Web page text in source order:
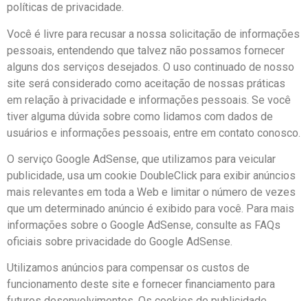
políticas de privacidade.
Você é livre para recusar a nossa solicitação de informações
pessoais, entendendo que talvez não possamos fornecer
alguns dos serviços desejados. O uso continuado de nosso
site será considerado como aceitação de nossas práticas
em relação à privacidade e informações pessoais. Se você
tiver alguma dúvida sobre como lidamos com dados de
usuários e informações pessoais, entre em contato conosco.
O serviço Google AdSense, que utilizamos para veicular
publicidade, usa um cookie DoubleClick para exibir anúncios
mais relevantes em toda a Web e limitar o número de vezes
que um determinado anúncio é exibido para você. Para mais
informações sobre o Google AdSense, consulte as FAQs
oficiais sobre privacidade do Google AdSense.
Utilizamos anúncios para compensar os custos de
funcionamento deste site e fornecer financiamento para